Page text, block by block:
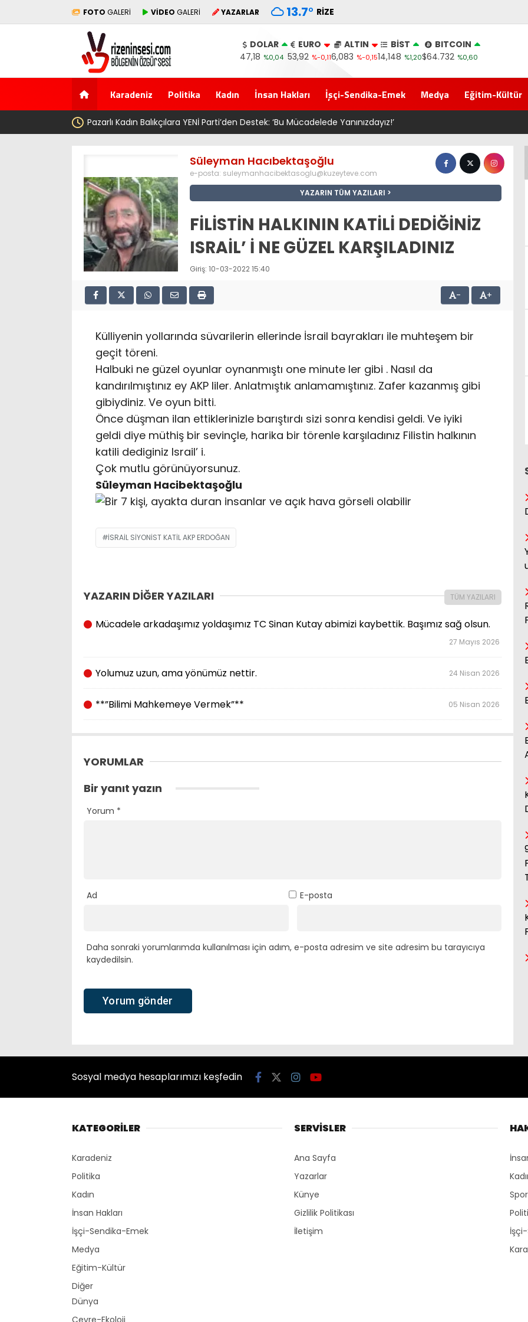
FOTO GALERİ VİDEO GALERİ YAZARLAR 13.7° RIZE
DOLAR
47,18 %0,04
EURO
53,92 %-0,11
ALTIN
6,083 %-0,15
BİST
14,148 %1,20
BITCOIN
$64.732 %0,60
Karadeniz Politika Kadın İnsan Hakları İşçi-Sendika-Emek Medya Eğitim-Kültür
Pazarlı Kadın Balıkçılara YENİ Parti’den Destek: ‘Bu Mücadelede Yanınızdayız!’
Süleyman Hacıbektaşoğlu
e-posta: suleymanhacibektasoglu@kuzeyteve.com
YAZARIN TÜM YAZILARI
FİLİSTİN HALKININ KATİLİ DEDİĞİNİZ
ISRAİL’ İ NE GÜZEL KARŞILADINIZ
Giriş: 10-03-2022 15:40
- +
Külliyenin yollarında süvarilerin ellerinde İsrail bayrakları ile muhteşem bir
geçit töreni.
Halbuki ne güzel oyunlar oynanmıştı one minute ler gibi . Nasıl da
kandırılmıştınız ey AKP liler. Anlatmıştık anlamamıştınız. Zafer kazanmış gibi
gibiydiniz. Ve oyun bitti.
Önce düşman ilan ettiklerinizle barıştırdı sizi sonra kendisi geldi. Ve iyiki
geldi diye müthiş bir sevinçle, harika bir törenle karşıladınız Filistin halkının
katili dediginiz Israil’ i.
Çok mutlu görünüyorsunuz.
Süleyman Hacibektaşoğlu
ISRAIL SIYONIST KATIL AKP ERDOĞAN
YAZARIN DİĞER YAZILARI TÜM YAZILARI
Mücadele arkadaşımız yoldaşımız TC Sinan Kutay abimizi kaybettik. Başımız sağ olsun.
27 Mayıs 2026
Yolumuz uzun, ama yönümüz nettir. 24 Nisan 2026
**”Bilimi Mahkemeye Vermek”** 05 Nisan 2026
YORUMLAR
Bir yanıt yazın
Yorum *
Ad E-posta
Daha sonraki yorumlarımda kullanılması için adım, e-posta adresim ve site adresim bu tarayıcıya
kaydedilsin.
Sosyal medya hesaplarımızı keşfedin
KATEGORİLER
Karadeniz
Politika
Kadın
İnsan Hakları
İşçi-Sendika-Emek
Medya
Eğitim-Kültür
Diğer
Dünya
Çevre-Ekoloji
SERVİSLER
Ana Sayfa
Yazarlar
Künye
Gizlilik Politikası
İletişim
Spor